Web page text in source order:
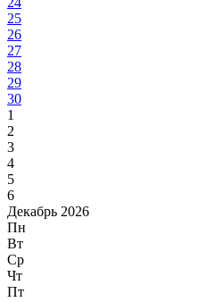
25
26
27
28
29
30
1
2
3
4
5
6
Декабрь 2026
Пн
Вт
Ср
Чт
Пт